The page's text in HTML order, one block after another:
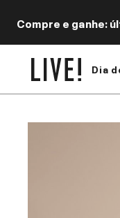
Compre e ganhe:
Dia